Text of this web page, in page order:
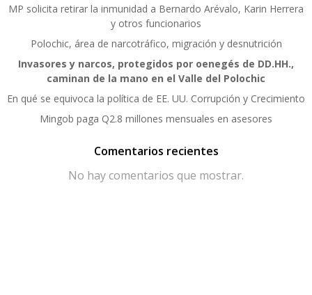
MP solicita retirar la inmunidad a Bernardo Arévalo, Karin Herrera
y otros funcionarios
Polochic, área de narcotráfico, migración y desnutrición
Invasores y narcos, protegidos por oenegés de DD.HH.,
caminan de la mano en el Valle del Polochic
En qué se equivoca la política de EE. UU. Corrupción y Crecimiento
Mingob paga Q2.8 millones mensuales en asesores
Comentarios recientes
No hay comentarios que mostrar.